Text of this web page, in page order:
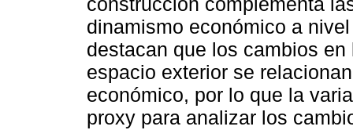
dinamismo económico a
destacan que los cambios
espacio exterior se
económico, por lo que la
proxy para analizar los